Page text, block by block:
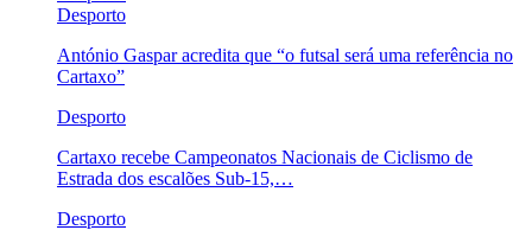
Desporto
António Gaspar acredita que “o futsal será uma referência no
Cartaxo”
Desporto
Cartaxo recebe Campeonatos Nacionais de Ciclismo de
Estrada dos escalões Sub-15,…
Desporto